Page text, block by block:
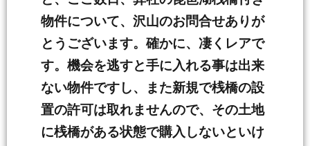
物件について、沢山のお問合せありが
とうございます。確かに、凄くレアで
す。機会を逃すと手に入れる事は出来
ない物件ですし、また新規で桟橋の設
置の許可は取れませんので、その土地
に桟橋がある状態で購入しないといけ